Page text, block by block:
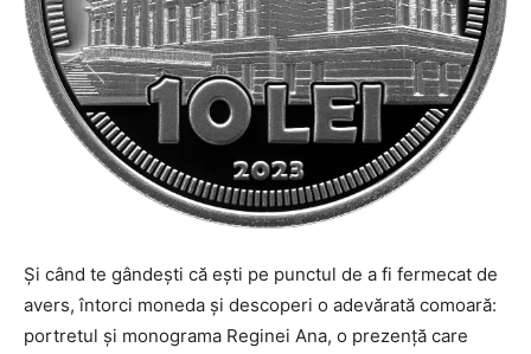
Și când te gândești că ești pe punctul de a fi fermecat de
avers, întorci moneda și descoperi o adevărată comoară:
portretul și monograma Reginei Ana, o prezență care